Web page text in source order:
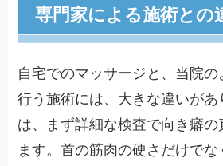
専門家による施術との
自宅でのマッサージと、当院
行う施術には、大きな違いが
は、まず詳細な検査で向き癖の
ます。首の筋肉の硬さだけでな